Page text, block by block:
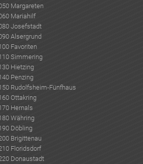
Margareten
Mariahilf
Josefstadt
Alsergrund
Favoriten
Simmering
Hietzing
Penzing
Rudolfsheim-Fünfhaus
Ottakring
Hernals
Währing
Döbling
Brigittenau
Floridsdorf
Donaustadt